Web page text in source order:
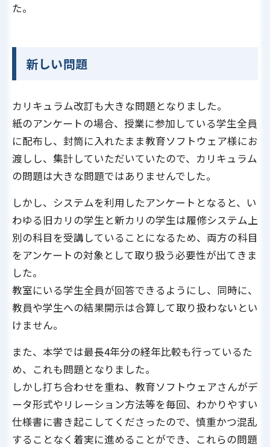
た。
新しい問題
カリキュラム改訂も大きな問題となりました。
紙のアンケートの場合、授業に参加している学生全員
に配布し、封筒に入れたまま教育ソフトウェア様にお
渡しし、集計していただいていたので、カリキュラム
の問題は大きな問題ではありませんでした。
しかし、システムを利用したアンケートとなると、い
わゆる旧カリの学生と新カリの学生は履修システム上
別の科目を受講していることになるため、両方の科目
をアンケートの対象として取り扱う必要性が出てきま
した。
教室にいる学生全員が回答できるようにし、同時に、
教員や学生への結果開示は合算して取り扱わないとい
けません。
また、本学では最長4年分の経年比較も行っているた
め、これも問題となりました。
しかし打ち合わせを重ね、教育ソフトウェアさんがデ
ータ形式やリレーション方法等を毎回、わかりやすい
仕様書に書き起こしてくださったので、慎重かつ混乱
することなく着実に進めることができ、これらの問題